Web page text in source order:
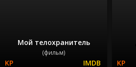
Мой телохранитель
(фильм)